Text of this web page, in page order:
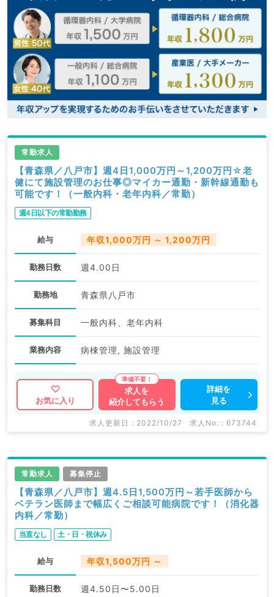
常勤求人
【青森県／八戸市】週4日1,000万円～1,200万円☆老
健にて施設管理のお仕事◎マイカー通勤・新幹線通勤も
可能です！（一般内科・老年内科／常勤）
週4日以下の常勤勤務
給与 年収1,000万円 ～ 1,200万円
勤務日数 週4.00日
勤務地 青森県八戸市
募集科目 一般内科、老年内科
業務内容 病棟管理, 施設管理
お気に入り
求人を
紹介してもらう
詳細を
見る
求人更新日 : 2022/10/27 求人No. : 673744
常勤求人 募集停止
【青森県／八戸市】週4.5日1,500万円～若手医師から
ベテラン医師まで幅広くご相談可能病院です！（消化器
内科／常勤）
当直なし 土・日・祝休み
給与 年収1,500万円 ～
勤務日数 週4.50日〜5.00日